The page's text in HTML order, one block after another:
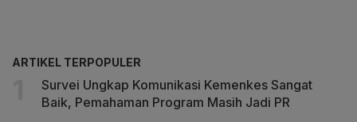
ARTIKEL TERPOPULER
Survei Ungkap Komunikasi Kemenkes Sangat
Baik, Pemahaman Program Masih Jadi PR